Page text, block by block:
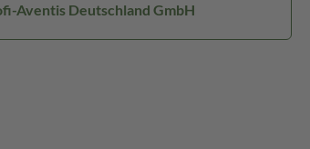
Aventis Deutschland GmbH